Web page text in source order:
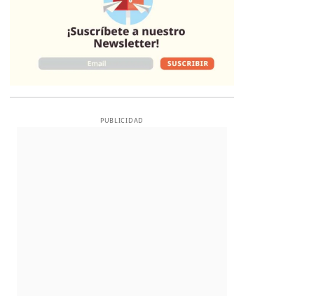
PUBLICIDAD